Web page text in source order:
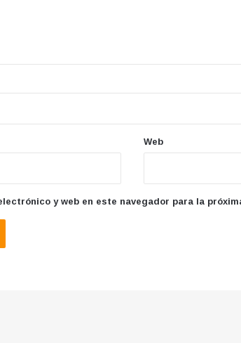
Web
y web en este navegador para la